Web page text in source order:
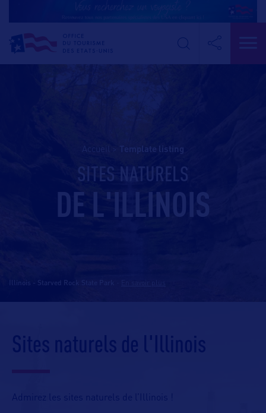
Accueil template listing
SITES NATURELS
DE L'ILLINOIS
Illinois - Starved Rock State Park
Sites naturels de l'Illinois
Admirez les sites naturels de l’Illinois !